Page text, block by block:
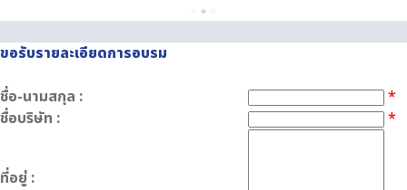
ขอรับรายละเอียดการอบรม
ชื่อ-นามสกุล :
*
ชื่อบริษัท :
*
ที่อยู่ :